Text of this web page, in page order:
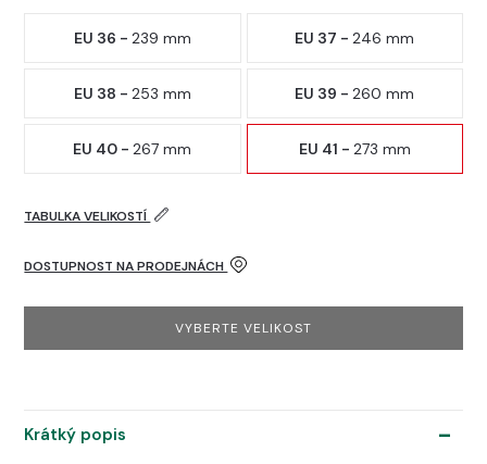
EU 36 - 239 mm EU 37 -246 mm
EU 38 - 253 mm EU 39 -260 mm
EU 40 -267 mm EU 41 - 273 mm
TABULKA VELIKOSTÍ
DOSTUPNOST NA PRODEJNÁCH
VYBERTE VELIKOST
Krátký popis